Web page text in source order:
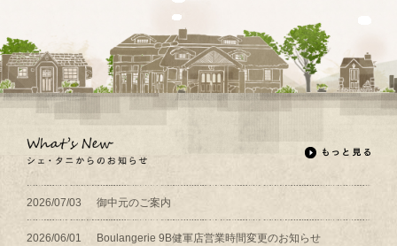
2026/07/03 御中元のご案内
2026/06/01 Boulangerie 9B健軍店営業時間変更のお知らせ